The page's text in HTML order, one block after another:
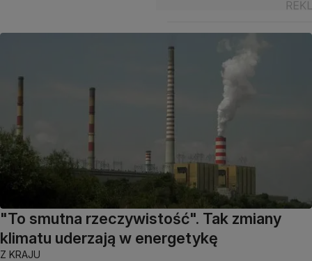
"To smutna rzeczywistość". Tak zmiany
klimatu uderzają w energetykę
Z KRAJU